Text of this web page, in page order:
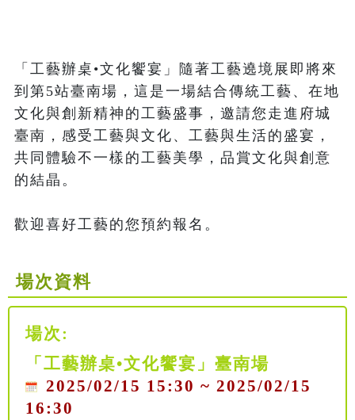
「工藝辦桌•文化饗宴」隨著工藝遶境展即將來
到第5站臺南場，這是一場結合傳統工藝、在地
文化與創新精神的工藝盛事，邀請您走進府城
臺南，感受工藝與文化、工藝與生活的盛宴，
共同體驗不一樣的工藝美學，品賞文化與創意
的結晶。
歡迎喜好工藝的您預約報名。
場次資料
場次:
「工藝辦桌•文化饗宴」臺南場
2025/02/15 15:30 ~ 2025/02/15
16:30